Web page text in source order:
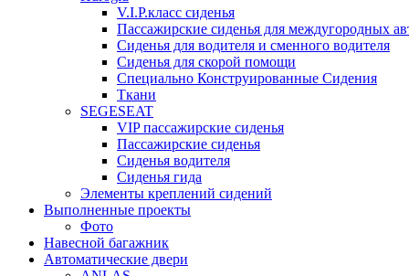
V.I.P.класс сиденья
Пассажирские сиденья для междугородных
Сиденья для водителя и сменного водителя
Сиденья для скорой помощи
Специально Конструированные Сидения
Ткани
SEGESEAT
VIP пассажирские сиденья
Пассажирские сиденья
Сиденья водителя
Сиденья гида
Элементы креплений сидений
Выполненные проекты
Фото
Навесной багажник
Автоматические двери